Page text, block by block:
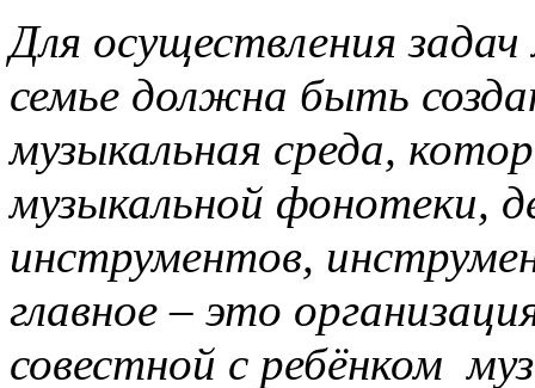
Для осуществления
семье должна быть
музыкальная среда,
музыкальной фонотеки,
инструментов,
главное – это
совестной с ребёнком